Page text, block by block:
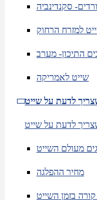
סקנדינביה
למזרח הרחוק
התיכון- מערב
שייט לאמריקה
לדעת על שייט
לדעת על שייט
מעולם השייט
מחיר ההפלגה
בזמן השייט